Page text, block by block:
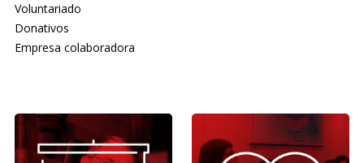
Voluntariado
Donativos
Empresa colaboradora